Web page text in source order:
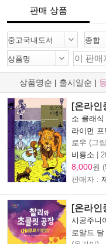
판매 상품
상품명순 | 출시일순 |
[온라인
소 클래식
라이먼
로우 (그
비룡소 |
8,000원
판매자 :
[온라인
시공주니
로알드 달